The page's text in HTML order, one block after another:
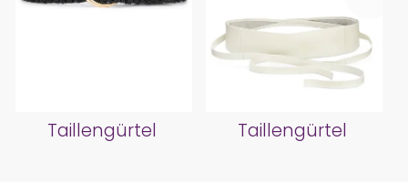
Taillengürtel Taillengürtel